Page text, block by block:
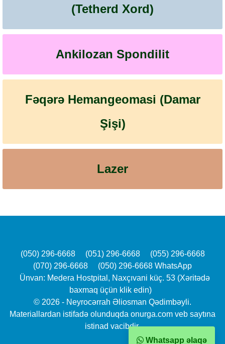
(Tetherd Xord)
Ankilozan Spondilit
Fəqərə Hemangeomasi (Damar
Şişi)
Lazer
(050) 296-6668 (051) 296-6668
(055) 296-6668
(070) 296-6668
(050) 296-6668 WhatsApp
Ünvan: Medera Hostpital, Naxçıvani küç. 53 (Xəritədə
baxmaq üçün klik edin)
© 2026 - Neyrocərrah Əliosman Qədimbəyli.
Materiallardan istifadə olunduqda onurga.com veb saytına
istinad vacibdir.
Whatsapp əlaqə